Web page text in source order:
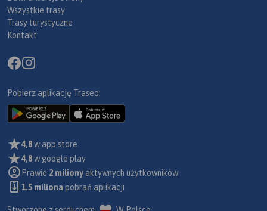
Wszystkie trasy
Trasy turystyczne
Kontakt
Pobierz aplikację Traseo:
4,8w app store
4,8w google play
Prawie 2 miliony aktywnych użytkowników
1.5 miliona pobrań aplikacji